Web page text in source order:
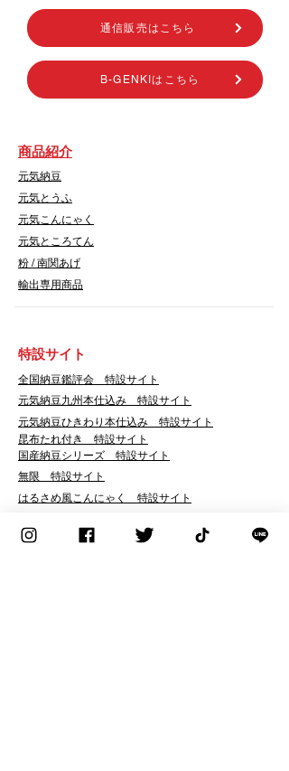
通信販売はこちら
B-GENKIはこちら
商品紹介
元気納豆
元気とうふ
元気こんにゃく
元気ところてん
​粉 / 南関あげ
輸出専用商品
​特設サイト
​全国納豆鑑評会 特設サイト
​元気納豆九州本仕込み 特設サイト
元気納豆ひきわり本仕込み 特設サイト
昆布たれ付き 特設サイト
国産納豆シリーズ 特設サイト
無限 特設サイト
はるさめ風こんにゃく 特設サイト
こんにゃクック 特設サイト